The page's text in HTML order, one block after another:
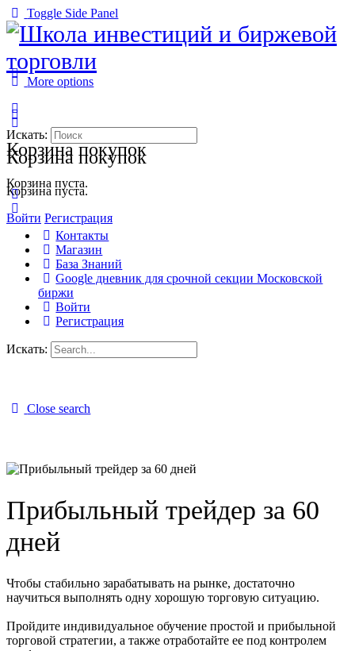
Toggle Side Panel
More options
Корзина покупок
Корзина пуста.
Войти Регистрация
Корзина покупок
Корзина пуста.
Искать:
Контакты
Магазин
База Знаний
Google дневник для срочной секции Московской
биржи
Войти
Регистрация
Искать:
Close search
Прибыльный трейдер за 60
дней
Чтобы стабильно зарабатывать на рынке, достаточно
научиться выполнять одну хорошую торговую ситуацию.
Пройдите индивидуальное обучение простой и прибыльной
торговой стратегии, а также отработайте ее под контролем